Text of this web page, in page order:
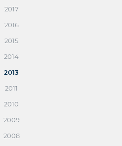
2017
2016
2015
2014
2013
2011
2010
2009
2008